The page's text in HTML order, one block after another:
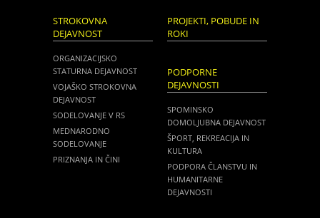
STROKOVNA
DEJAVNOST
ORGANIZACIJSKO
STATURNA DEJAVNOST
VOJAŠKO STROKOVNA
DEJAVNOST
SODELOVANJE V RS
MEDNARODNO
SODELOVANJE
PRIZNANJA IN ČINI
PROJEKTI, POBUDE IN
ROKI
PODPORNE
DEJAVNOSTI
SPOMINSKO
DOMOLJUBNA DEJAVNOST
ŠPORT, REKREACIJA IN
KULTURA
PODPORA ČLANSTVU IN
HUMANITARNE
DEJAVNOSTI